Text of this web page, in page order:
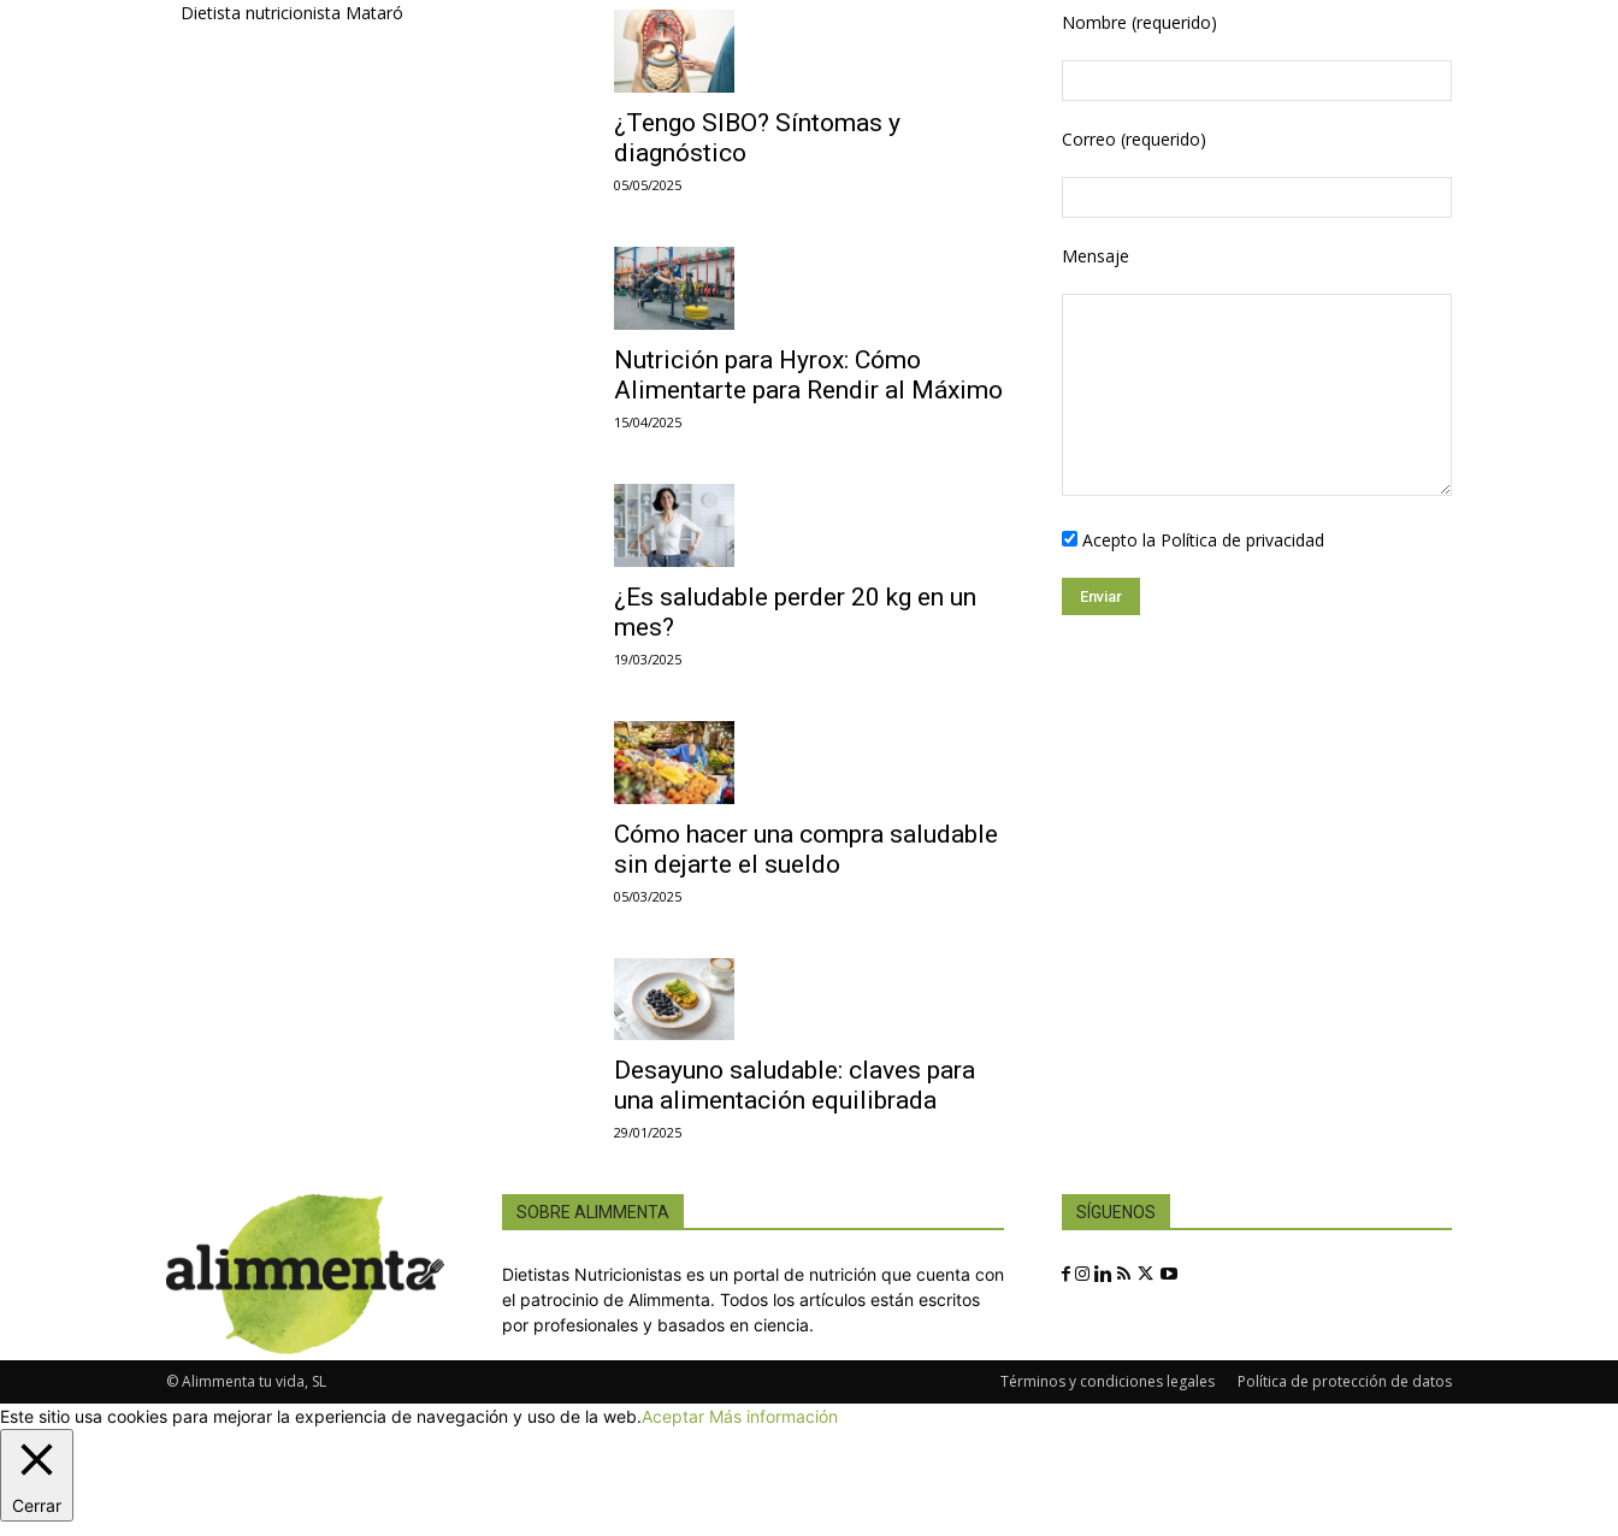
Dietista nutricionista Mataró
¿Tengo SIBO? Síntomas y
diagnóstico
05/05/2025
Nutrición para Hyrox: Cómo
Alimentarte para Rendir al Máximo
15/04/2025
¿Es saludable perder 20 kg en un
mes?
19/03/2025
Cómo hacer una compra saludable
sin dejarte el sueldo
05/03/2025
Desayuno saludable: claves para
una alimentación equilibrada
29/01/2025
Nombre (requerido)
Correo (requerido)
Mensaje
Acepto la Política de privacidad
SOBRE ALIMMENTA
Dietistas Nutricionistas es un portal de nutrición que cuenta con
el patrocinio de Alimmenta. Todos los artículos están escritos
por profesionales y basados en ciencia.
SÍGUENOS
Términos y condiciones legales Política de protección de datos
© Alimmenta tu vida, SL
Este sitio usa cookies para mejorar la experiencia de navegación y uso de la web.Aceptar Más información
Cerrar